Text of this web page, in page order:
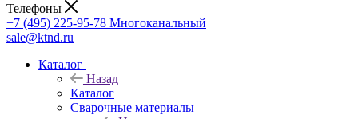
Телефоны
+7 (495) 225-95-78 Многоканальный
sale@ktnd.ru
Каталог
Назад
Каталог
Сварочные материалы